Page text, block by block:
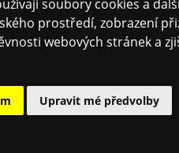
soubory cookies a
prostředí, zobrazení
webových stránek a
Upravit mé předvolby
vytvarované
diamantový hrot vyvinutý